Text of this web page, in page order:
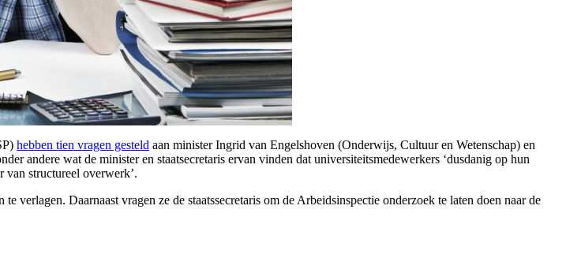
hebben tien vragen gesteld aan minister Ingrid van Engelshoven (Onderwijs, Cultuur en Wetenschap) en
andere wat de minister en staatsecretaris ervan vinden dat universiteitsmedewerkers ‘dusdanig op hun
van structureel overwerk’.
Daarnaast vragen ze de staatssecretaris om de Arbeidsinspectie onderzoek te laten doen naar de